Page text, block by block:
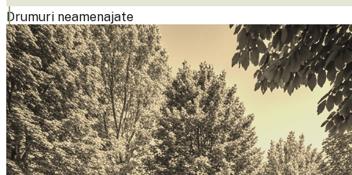
Drumuri neamenajate